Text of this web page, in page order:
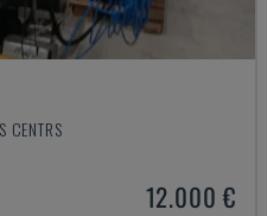
CENTRS
12.000 €